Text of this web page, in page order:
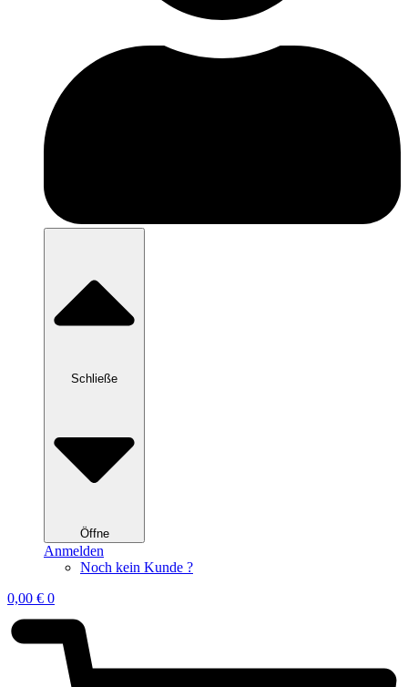
Schließe
Öffne
Anmelden
Noch kein Kunde ?
0,00 € 0